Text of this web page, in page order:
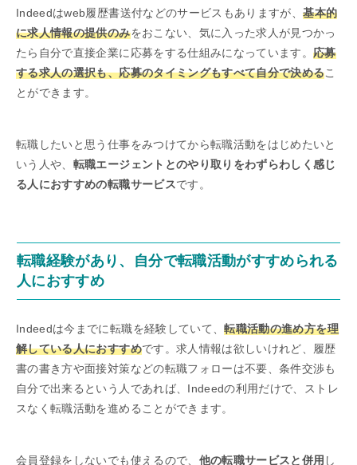
Indeedはweb履歴書送付などのサービスもありますが、基本的
に求人情報の提供のみをおこない、気に入った求人が見つかっ
たら自分で直接企業に応募をする仕組みになっています。応募
する求人の選択も、応募のタイミングもすべて自分で決めるこ
とができます。
転職したいと思う仕事をみつけてから転職活動をはじめたいと
いう人や、 転職エージェントとのやり取りをわずらわしく感じ
る人におすすめの転職サービスです。
転職経験があり、自分で転職活動がすすめられる
人におすすめ
Indeedは今までに転職を経験していて、転職活動の進め方を理
解している人におすすめです。求人情報は欲しいけれど、履歴
書の書き方や面接対策などの転職フォローは不要、条件交渉も
自分で出来るという人であれば、Indeedの利用だけで、ストレ
スなく転職活動を進めることができます。
会員登録をしないでも使えるので、 他の転職サービスと併用 し